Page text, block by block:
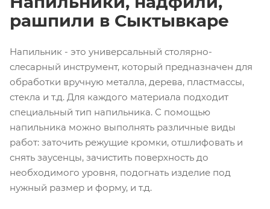
рашпили в Сыктывкаре
Напильник - это универсальный столярно-
слесарный инструмент, который предназначен для
обработки вручную металла, дерева, пластмассы,
стекла и т.д. Для каждого материала подходит
специальный тип напильника. С помощью
напильника можно выполнять различные виды
работ: заточить режущие кромки, отшлифовать и
снять заусенцы, зачистить поверхность до
необходимого уровня, подогнать изделие под
нужный размер и форму, и т.д.